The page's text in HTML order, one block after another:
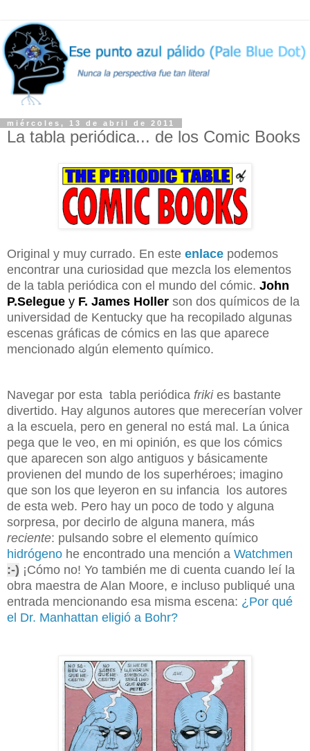
miércoles, 13 de abril de 2011
La tabla periódica... de los Comic Books
Original y muy currado. En este enlace podemos
encontrar una curiosidad que mezcla los elementos
de la tabla periódica con el mundo del cómic. John
P.Selegue y F. James Holler son dos químicos de la
universidad de Kentucky que ha recopilado algunas
escenas gráficas de cómics en las que aparece
mencionado algún elemento químico.
Navegar por esta tabla periódica frikies bastante
divertido. Hay algunos autores que merecerían volver
a la escuela, pero en general no está mal. La única
pega que le veo, en mi opinión, es que los cómics
que aparecen son algo antiguos y básicamente
provienen del mundo de los superhéroes; imagino
que son los que leyeron en su infancia los autores
de esta web. Pero hay un poco de todo y alguna
sorpresa, por decirlo de alguna manera, más
reciente: pulsando sobre el elemento químico
hidrógeno he encontrado una mención a Watchmen
:-) ¡Cómo no! Yo también me di cuenta cuando leí la
obra maestra de Alan Moore, e incluso publiqué una
entrada mencionando esa misma escena: ¿Por qué
el Dr. Manhattan eligió a Bohr?